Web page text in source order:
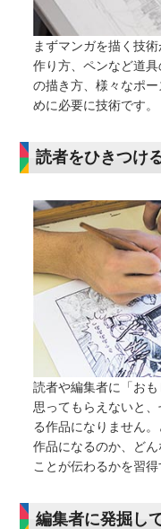
まずマンガを描く技
作り方、ペンなど道
の描き方、様々なポ
めに必要に技術です。
読者をひきつけ
読者や編集者に「お
思ってもらえないと
る作品になりません
作品になるのか、ど
ことが伝わるかを習得
編集者に発掘し